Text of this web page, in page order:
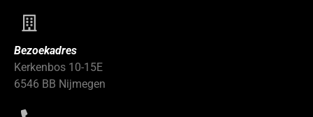
Bezoekadres
Kerkenbos 10-15E
6546 BB Nijmegen